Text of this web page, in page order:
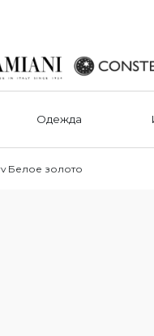
Одежда
Белое золото